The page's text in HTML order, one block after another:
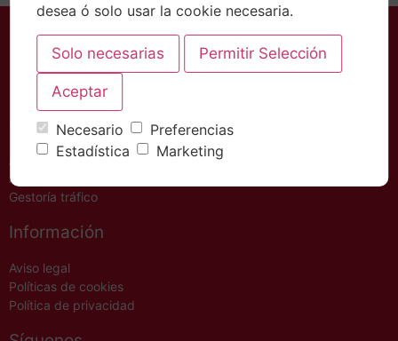
Servicios
Asesoría Fiscal – Contable
Asesoría legal
Gestoría tráfico
Información
Aviso legal
Políticas de cookies
Política de privacidad
desea ó solo usar la cookie necesaria.
Necesario
Preferencias
Estadística
Marketing